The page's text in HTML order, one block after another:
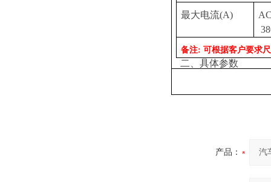
最大电流(A)
备注: 可根据客户要求
二、具体参数
产品：